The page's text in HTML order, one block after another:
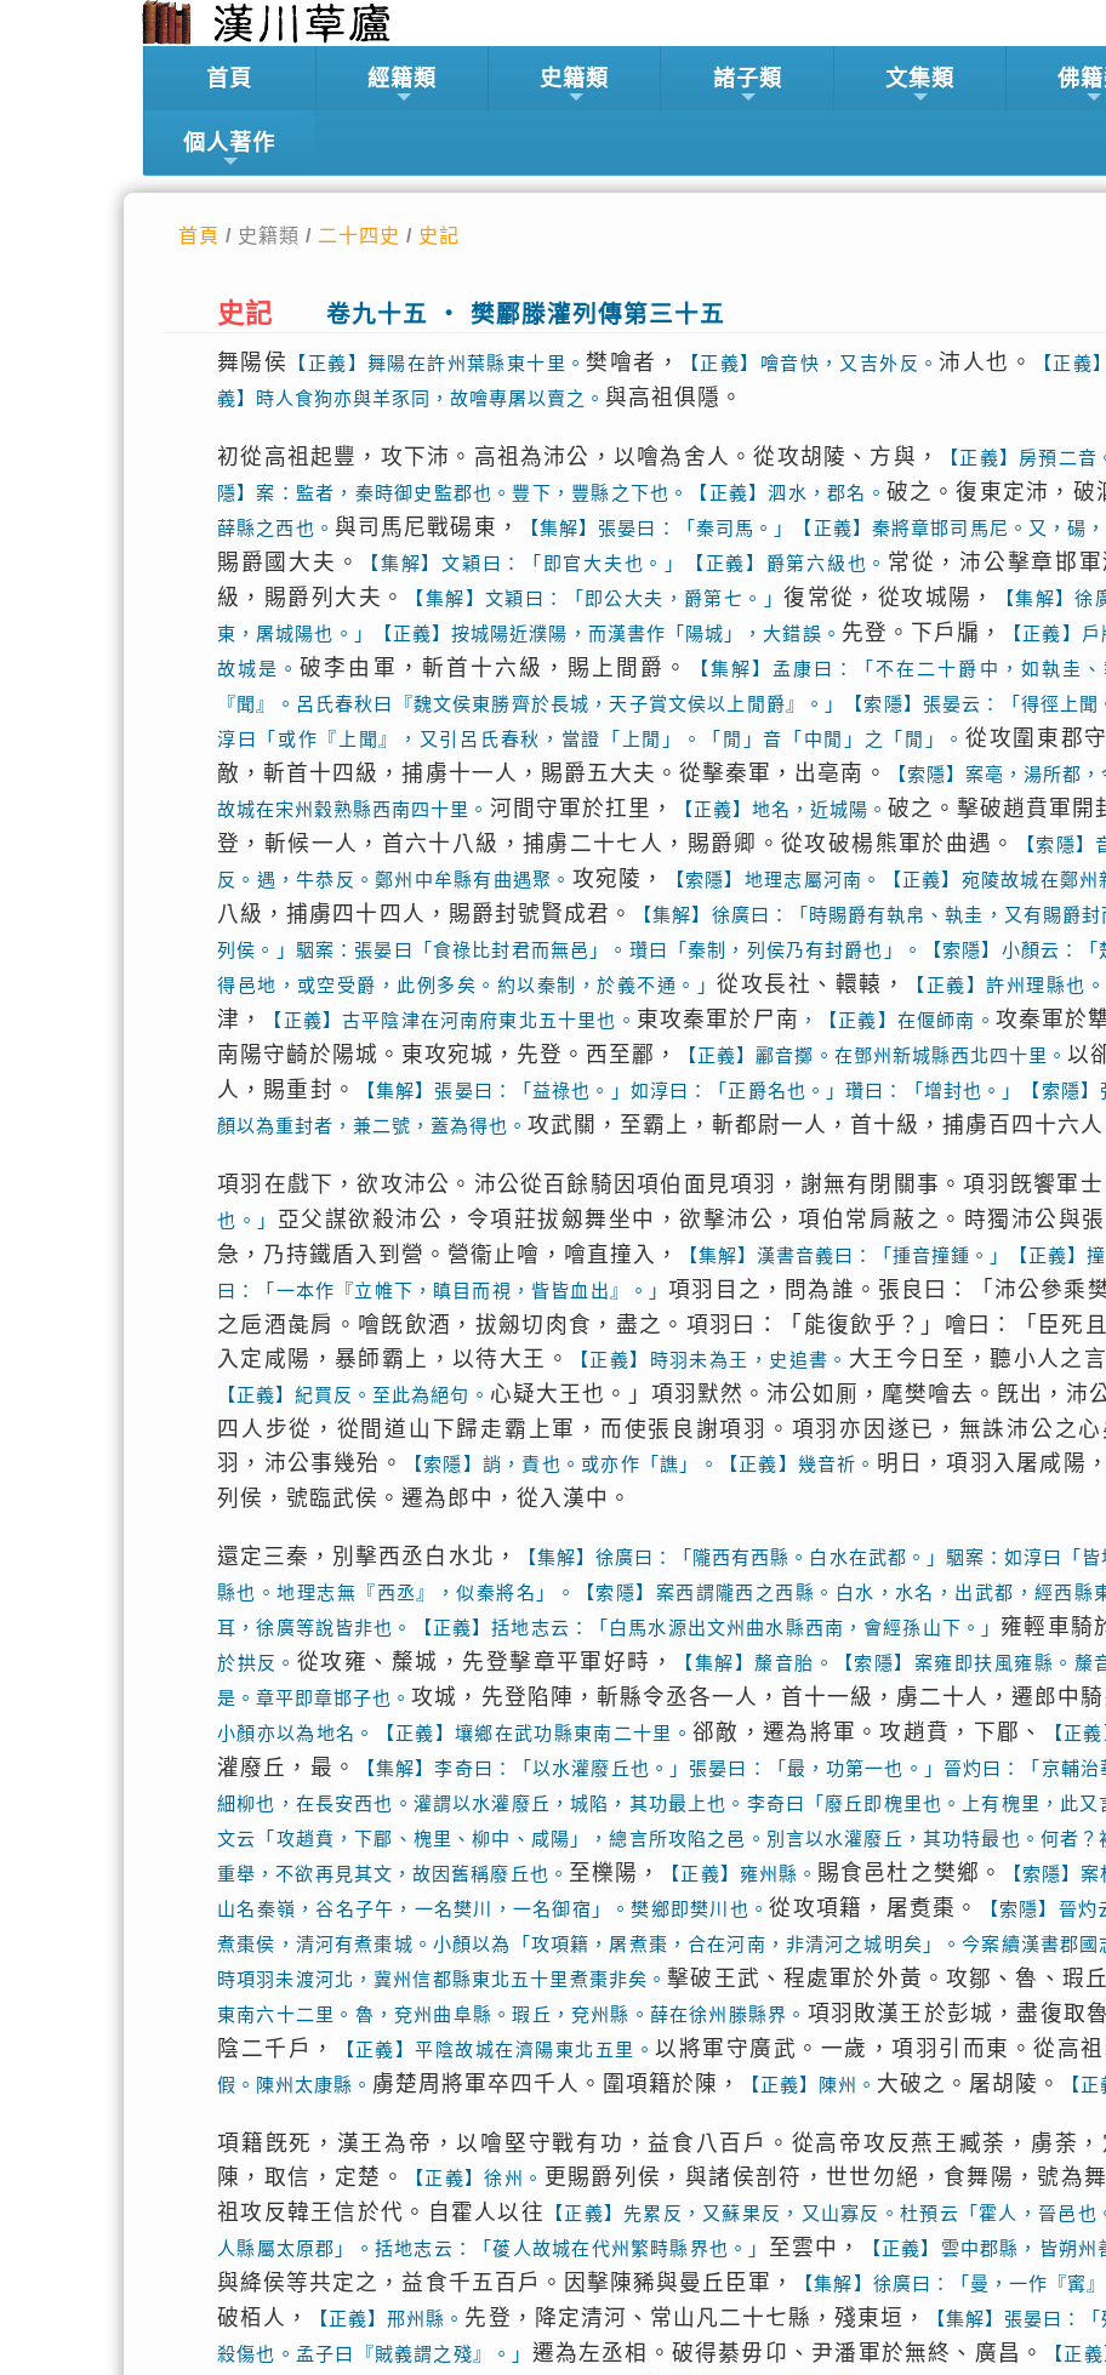
首頁 經籍類 史籍類 諸子類 文集類 佛
個人著作
首頁 / 史籍類 / 二十四史 / 史記
史記 卷九十五 ‧ 樊酈滕灌列傳第三十五
舞陽侯 【正義】舞陽在許州葉縣東十里。樊噲者， 【正義】噲音快，又吉外反。 沛人也。 【正義
義】時人食狗亦與羊豕同，故噲專屠以賣之。與高祖俱隱。
初從高祖起豐，攻下沛。高祖為沛公，以噲為舍人。從攻胡陵、方與， 【正義】房預二音
隱】案：監者，秦時御史監郡也。豐下，豐縣之下也。【正義】泗水，郡名。 破之。復東定沛，破
薛縣之西也。 與司馬尼戰碭東， 【集解】張晏曰：「秦司馬。」【正義】秦將章邯司馬尼。又，碭
賜爵國大夫。
【集解】文穎曰：「即官大夫也。」【正義】爵第六級也。 常從，沛公擊章邯
級，賜爵列大夫。
【集解】文穎曰：「即公大夫，爵第七。」復常從，從攻城陽，
【集解】
東，屠城陽也。」【正義】按城陽近濮陽，而漢書作「陽城」，大錯誤。 先登。下戶牖，
【正義】
故城是。破李由軍，斬首十六級，賜上間爵。
【集解】孟康曰：「不在二十爵中，如執圭
『聞』。呂氏春秋曰『魏文侯東勝齊於長城，天子賞文侯以上閒爵』。」【索隱】張晏云：「得徑上
淳曰「或作『上聞』，又引呂氏春秋，當證「上閒」。「閒」音「中閒」之「閒」。從攻圍東郡
敵，斬首十四級，捕虜十一人，賜爵五大夫。從擊秦軍，出亳南。
【索隱】案亳，湯所都
故城在宋州穀熟縣西南四十里。 河間守軍於扛里， 【正義】地名，近城陽。破之。擊破趙賁軍開
登，斬候一人，首六十八級，捕虜二十七人，賜爵卿。從攻破楊熊軍於曲遇。
【索隱
反。遇，牛恭反。鄭州中牟縣有曲遇聚。 攻宛陵， 【索隱】地理志屬河南。【正義】宛陵故城在鄭州
八級，捕虜四十四人，賜爵封號賢成君。
【集解】徐廣曰：「時賜爵有執帛、執圭，又有賜爵
列侯。」駰案：張晏曰「食祿比封君而無邑」。瓚曰「秦制，列侯乃有封爵也」。【索隱】小顏云：
得邑地，或空受爵，此例多矣。約以秦制，於義不通。」從攻長社、轘轅， 【正義】許州理縣也
津，
【正義】古平陰津在河南府東北五十里也。 東攻秦軍於尸南 ，【正義】在偃師南。 攻秦軍於
南陽守齮於陽城。東攻宛城，先登。西至酈，
【正義】酈音擲。在鄧州新城縣西北四十里。 以
人，賜重封。
【集解】張晏曰：「益祿也。」如淳曰：「正爵名也。」瓚曰：「增封也。」【索隱
顏以為重封者，兼二號，蓋為得也。攻武關，至霸上，斬都尉一人，首十級，捕虜百四十六
項羽在戲下，欲攻沛公。沛公從百餘騎因項伯面見項羽，謝無有閉關事。項羽旣饗軍士
也。」 亞父謀欲殺沛公，令項莊拔劔舞坐中，欲擊沛公，項伯常肩蔽之。時獨沛公與
急，乃持鐵盾入到營。營衞止噲，噲直撞入，
【集解】漢書音義曰：「揰音撞鍾。」【正義】
曰：「一本作『立帷下，瞋目而視，眥皆血出』。」項羽目之，問為誰。張良曰：「沛公參乘
之巵酒彘肩。噲旣飲酒，拔劔切肉食，盡之。項羽曰：「能復飲乎？」噲曰：「臣死
入定咸陽，暴師霸上，以待大王。
【正義】時羽未為王，史追書。 大王今日至，聽小人之
【正義】紀買反。至此為絕句。 心疑大王也。」項羽默然。沛公如厠，麾樊噲去。旣出，沛
四人步從，從間道山下歸走霸上軍，而使張良謝項羽。項羽亦因遂已，無誅沛公之
羽，沛公事幾殆。
【索隱】誚，責也。或亦作「譙」。【正義】幾音祈。 明日，項羽入屠咸陽
列侯，號臨武侯。遷為郎中，從入漢中。
還定三秦，別擊西丞白水北，
【集解】徐廣曰：「隴西有西縣。白水在武都。」駰案：如淳曰「
縣也。地理志無『西丞』，似秦將名」。【索隱】案西謂隴西之西縣。白水，水名，出武都，經西縣
耳，徐廣等說皆非也。【正義】括地志云：「白馬水源出文州曲水縣西南，會經孫山下。」 雍輕車騎
於拱反。 從攻雍、斄城，先登擊章平軍好畤，
【集解】斄音胎。【索隱】案雍即扶風雍縣。
是。章平即章邯子也。攻城，先登陷陣，斬縣令丞各一人，首十一級，虜二十人，遷郎中
小顏亦以為地名。【正義】壤鄉在武功縣東南二十里。 郤敵，遷為將軍。攻趙賁，下郿、 【正
灌廢丘，最。
【集解】李奇曰：「以水灌廢丘也。」張晏曰：「最，功第一也。」晉灼曰：「京輔
細柳也，在長安西也。灌謂以水灌廢丘，城陷，其功最上也。李奇曰「廢丘即槐里也。上有槐里，此又
文云「攻趙賁，下郿、槐里、柳中、咸陽」，總言所攻陷之邑。別言以水灌廢丘，其功特最也。何者
重舉，不欲再見其文，故因舊稱廢丘也。 至櫟陽， 【正義】雍州縣。 賜食邑杜之樊鄉。
【索隱】
山名秦嶺，谷名子午，一名樊川，一名御宿」。樊鄉即樊川也。從攻項籍，屠煑棗。
【索隱】晉
煮棗侯，清河有煮棗城。小顏以為「攻項籍，屠煮棗，合在河南，非清河之城明矣」。今案續漢書郡
時項羽未渡河北，冀州信都縣東北五十里煮棗非矣。擊破王武、程處軍於外黃。攻鄒、魯、瑕丘
東南六十二里。魯，兗州曲阜縣。瑕丘，兗州縣。薛在徐州滕縣界。 項羽敗漢王於彭城，盡復取
陰二千戶，
【正義】平陰故城在濟陽東北五里。以將軍守廣武。一歲，項羽引而東。從高祖
假。陳州太康縣。 虜楚周將軍卒四千人。圍項籍於陳， 【正義】陳州。 大破之。屠胡陵。 【
項籍旣死，漢王為帝，以噲堅守戰有功，益食八百戶。從高帝攻反燕王臧荼，虜荼
陳，取信，定楚。
【正義】徐州。 更賜爵列侯，與諸侯剖符，世世勿絕，食舞陽，號為
祖攻反韓王信於代。自霍人以往
【正義】先累反，又蘇果反，又山寡反。杜預云「霍人，晉邑
人縣屬太原郡」。括地志云：「葰人故城在代州繁畤縣界也。」 至雲中， 【正義】雲中郡縣，皆朔
與絳侯等共定之，益食千五百戶。因擊陳豨與曼丘臣軍， 【集解】徐廣曰：「曼，一作『寗
破栢人， 【正義】邢州縣。 先登，降定清河、常山凡二十七縣，殘東垣，
【集解】張晏曰：
殺傷也。孟子曰『賊義謂之殘』。」 遷為左丞相。破得綦毋卬、尹潘軍於無終、廣昌。 【正